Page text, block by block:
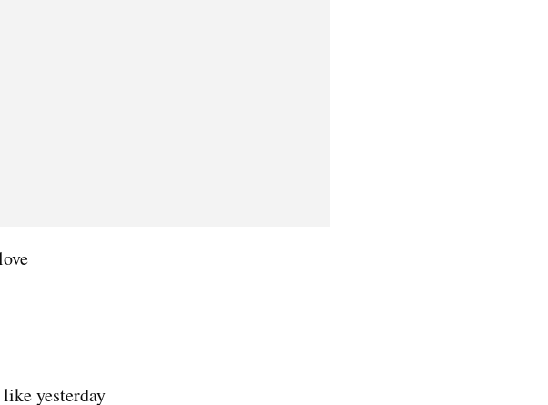
yesterday